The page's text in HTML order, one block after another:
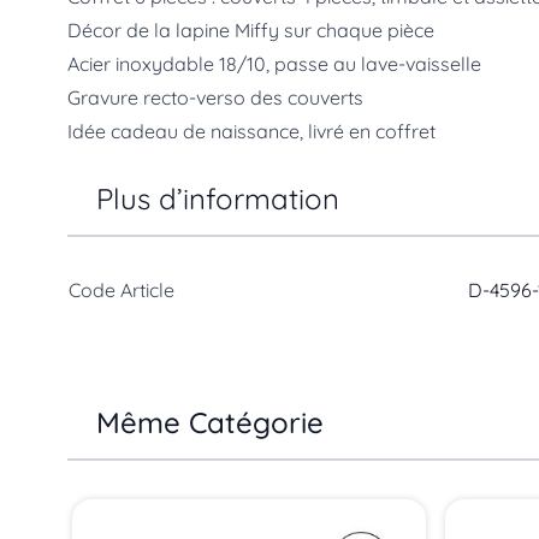
Décor de la lapine Miffy sur chaque pièce
Acier inoxydable 18/10, passe au lave-vaisselle
Gravure recto-verso des couverts
Idée cadeau de naissance, livré en coffret
Plus d’information
Code Article D-4596-
Même Catégorie